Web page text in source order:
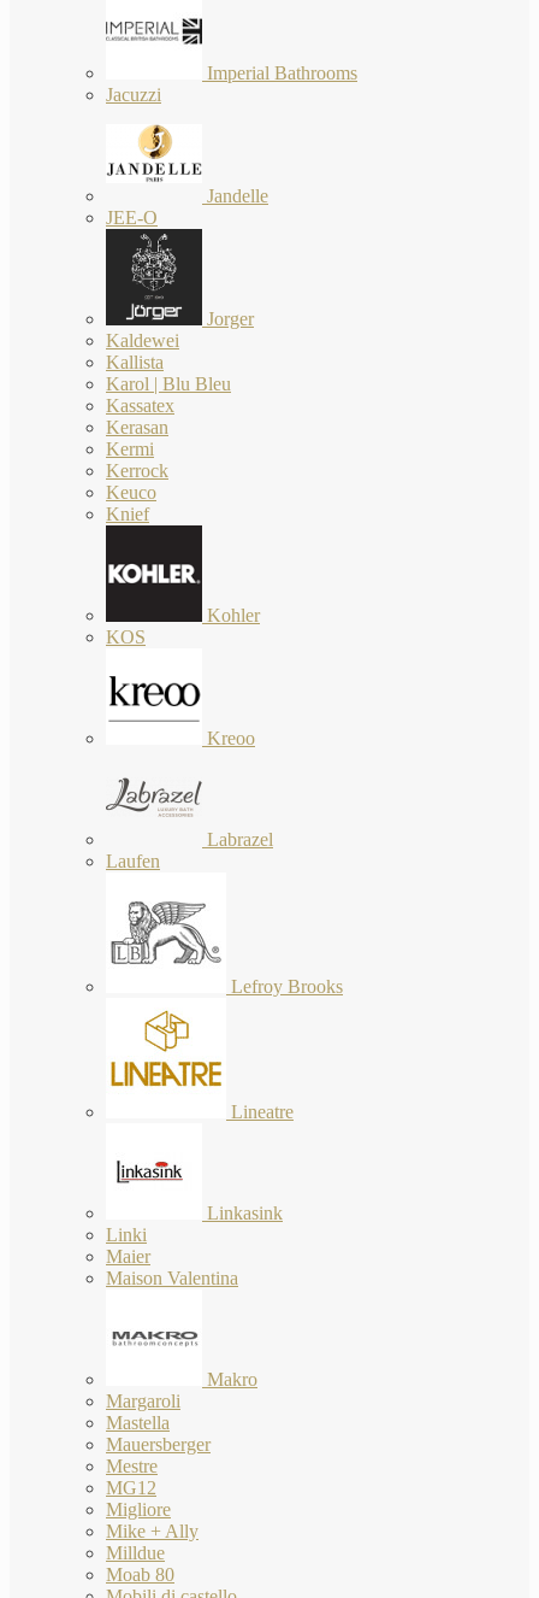
Imperial Bathrooms
Jacuzzi
Jandelle
JEE-O
Jorger
Kaldewei
Kallista
Karol | Blu Bleu
Kassatex
Kerasan
Kermi
Kerrock
Keuco
Knief
Kohler
KOS
Kreoo
Labrazel
Laufen
Lefroy Brooks
Lineatre
Linkasink
Linki
Maier
Maison Valentina
Makro
Margaroli
Mastella
Mauersberger
Mestre
MG12
Migliore
Mike + Ally
Milldue
Moab 80